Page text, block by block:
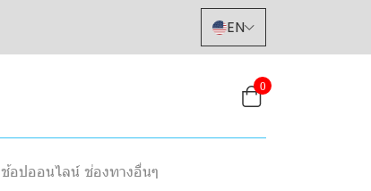
EN
0
ช้อปออนไลน์ ช่องทางอื่นๆ